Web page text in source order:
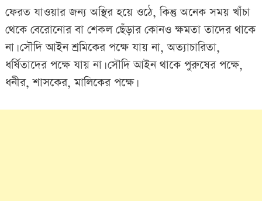
ফেরত যাওয়ার জন্য অস্থির হয়ে ওঠে, কিন্তু অনেক সময় খাঁচা
থেকে বেরোনোর বা শেকল ছেঁড়ার কোনও ক্ষমতা তাদের থাকে
না। সৌদি আইন শ্রমিকের পক্ষে যায় না, অত্যাচারিতা,
ধর্ষিতাদের পক্ষে যায় না। সৌদি আইন থাকে পুরুষের পক্ষে,
ধনীর, শাসকের, মালিকের পক্ষে।